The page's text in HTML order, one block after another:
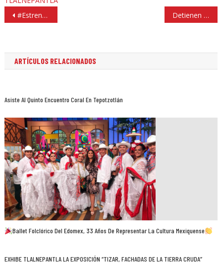
Navegación
de
#Estrenos: «Vive por mí» y «Transformers» Detienen a 5 policías de Atizapán acusados de secuestro
ARTÍCULOS RELACIONADOS
Asiste Al Quinto Encuentro Coral En Tepotzotlán
Ballet Folclórico Del Edomex, 33 Años De Representar La Cultura Mexiquense
EXHIBE TLALNEPANTLA LA EXPOSICIÓN “TIZAR, FACHADAS DE LA TIERRA CRUDA”